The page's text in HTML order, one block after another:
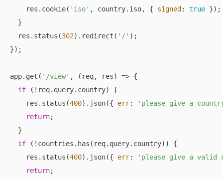
    res.cookie(
'iso' , country.iso, { signed : true });
  }
  res.status(
302).redirect( '/' );
});
app.get( '/view' , ( req, res) => {
if (!req.query.country) {
    res.status(
400).json({ err:
'please give a
return;
  }
if (!countries.has(req.query.country)) {
    res.status(
400).json({ err:
'please give a valid
return;